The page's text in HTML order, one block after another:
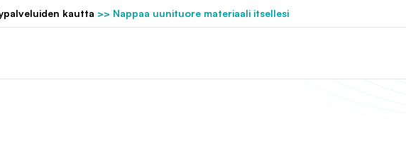
kautta >> Nappaa uunituore materiaali itsellesi